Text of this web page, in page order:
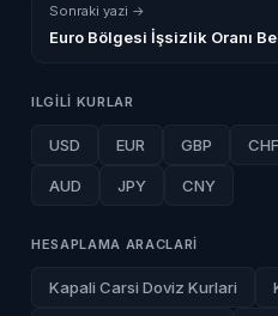
Sonraki yazi →
Euro Bölgesi İşsizlik Oranı
ILGILI KURLAR
USD EUR GBP CHF
AUD JPY CNY
HESAPLAMA ARACLARI
Kapali Carsi Doviz Kurlari